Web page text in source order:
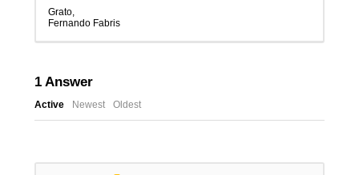
Grato,
Fernando Fabris
1Answer
Active Newest Oldest